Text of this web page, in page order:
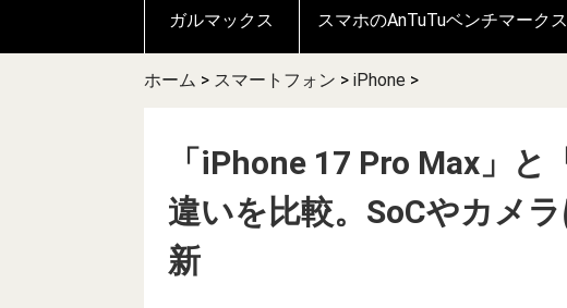
ガルマックス スマホのAnTuTuベンチマーク
ホーム > スマートフォン > iPhone >
「iPhone 17 Pro Max」
違いを比較。SoCやカメ
新